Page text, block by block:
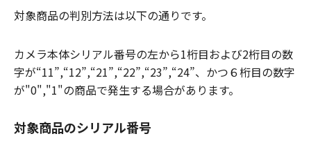
対象商品の判別方法は以下の通りです。
カメラ本体シリアル番号の左から1桁目および2桁目の数
字が“11”,“12”,“21”,“22”,“23”,“24”、かつ６桁目の数字
が"0","1"の商品で発生する場合があります。
対象商品のシリアル番号